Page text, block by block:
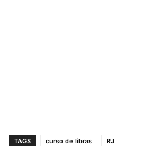
TAGS curso de libras RJ